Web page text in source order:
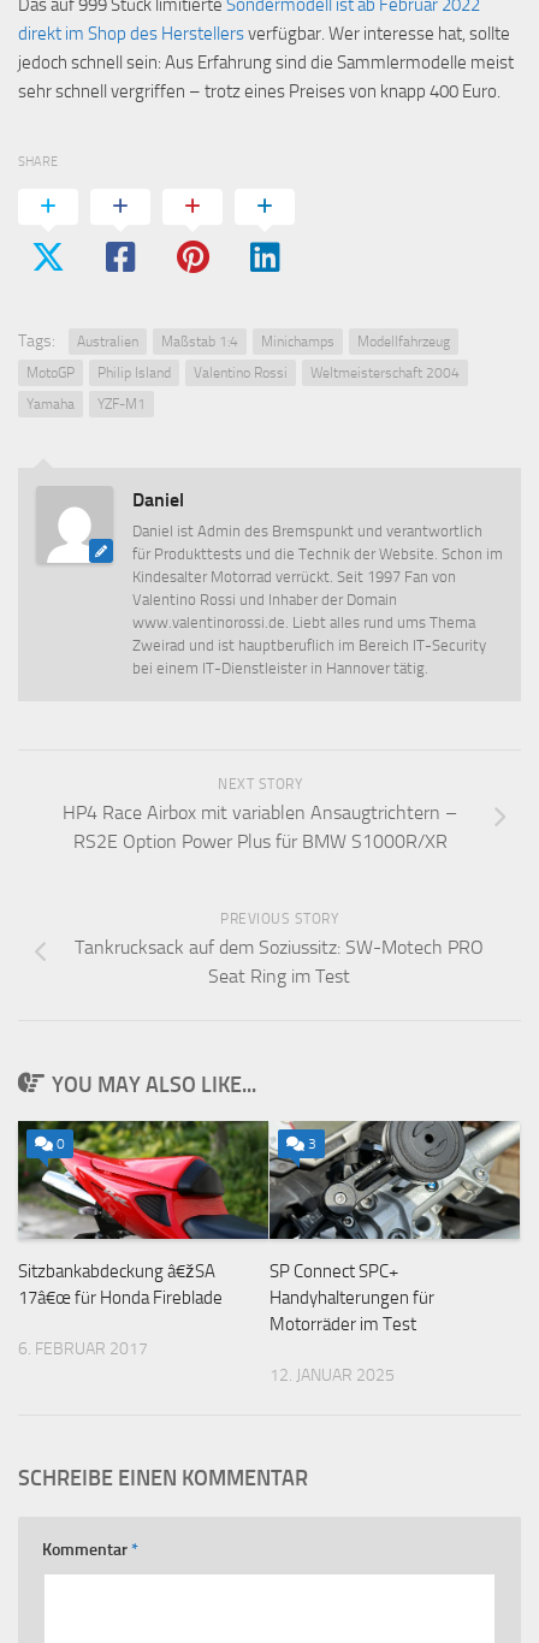
Das auf 999 Stück limitierte Sondermodell ist ab Februar 2022
direkt im Shop des Herstellersverfügbar. Wer interesse hat, sollte
jedoch schnell sein: Aus Erfahrung sind die Sammlermodelle meist
sehr schnell vergriffen – trotz eines Preises von knapp 400 Euro.
SHARE
Tags: Australien Maßstab 1:4 Minichamps
Modellfahrzeug
MotoGP
Philip Island Valentino Rossi
Weltmeisterschaft 2004
Yamaha
YZF-M1
Daniel
Daniel ist Admin des Bremspunkt und verantwortlich
für Produkttests und die Technik der Website. Schon im
Kindesalter Motorrad verrückt. Seit 1997 Fan von
Valentino Rossi und Inhaber der Domain
www.valentinorossi.de. Liebt alles rund ums Thema
Zweirad und ist hauptberuflich im Bereich IT-Security
bei einem IT-Dienstleister in Hannover tätig.
NEXT STORY
HP4 Race Airbox mit variablen Ansaugtrichtern –
RS2E Option Power Plus für BMW S1000R/XR
PREVIOUS STORY
Tankrucksack auf dem Soziussitz: SW-Motech PRO
Seat Ring im Test
YOU MAY ALSO LIKE...
0
Sitzbankabdeckung â€žSA
17â€œ für Honda Fireblade
6. FEBRUAR 2017
3
SP Connect SPC+
Handyhalterungen für
Motorräder im Test
12. JANUAR 2025
SCHREIBE EINEN KOMMENTAR
Kommentar*